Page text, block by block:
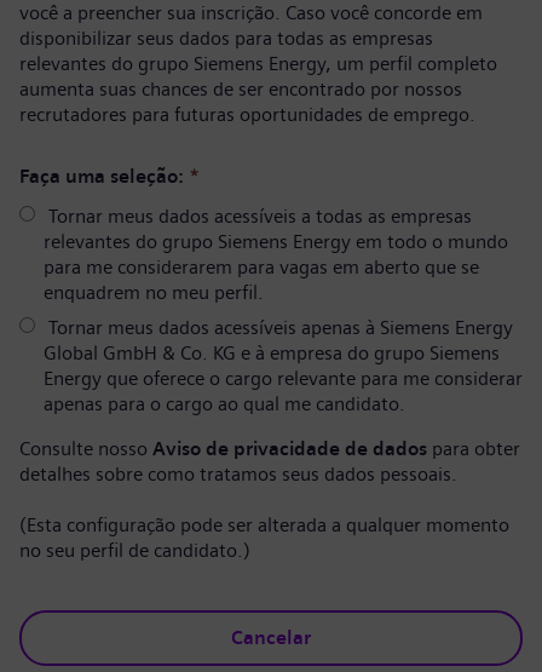
você a preencher sua inscrição. Caso você concorde em
disponibilizar seus dados para todas as empresas
relevantes do grupo Siemens Energy, um perfil completo
aumenta suas chances de ser encontrado por nossos
recrutadores para futuras oportunidades de emprego.
Faça uma seleção: *
Tornar meus dados acessíveis a todas as empresas
relevantes do grupo Siemens Energy em todo o mundo
para me considerarem para vagas em aberto que se
enquadrem no meu perfil.
Tornar meus dados acessíveis apenas à Siemens Energy
Global GmbH & Co. KG e à empresa do grupo Siemens
Energy que oferece o cargo relevante para me considerar
apenas para o cargo ao qual me candidato.
Consulte nosso Aviso de privacidade de dados para obter
detalhes sobre como tratamos seus dados pessoais.
(Esta configuração pode ser alterada a qualquer momento
no seu perfil de candidato.)
Cancelar